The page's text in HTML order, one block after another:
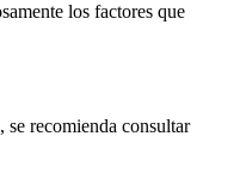
los factores que
se recomienda consultar